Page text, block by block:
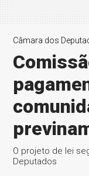
Câmara dos
O projeto de lei
Deputados